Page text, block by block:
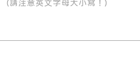
(請注意英文字母大小寫！)